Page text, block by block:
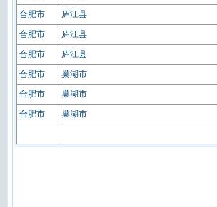
合肥市
庐江县
合肥市
庐江县
合肥市
庐江县
合肥市
巢湖市
合肥市
巢湖市
合肥市
巢湖市